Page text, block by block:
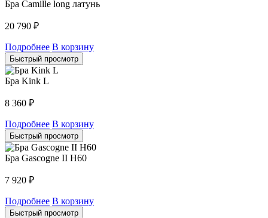
Бра Camille long латунь
20 790 ₽
Подробнее В корзину
Быстрый просмотр
Бра Kink L
8 360 ₽
Подробнее В корзину
Быстрый просмотр
Бра Gascogne II H60
7 920 ₽
Подробнее В корзину
Быстрый просмотр